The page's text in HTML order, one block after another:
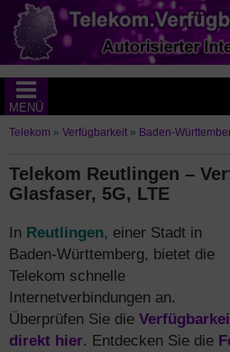
MENÜ
Telekom » Verfügbarkeit » Baden-
Telekom Reutlingen –
Glasfaser, 5G, LTE
In Reutlingen, einer Stadt in
Baden-Württemberg, bietet die
Telekom schnelle
Internetverbindungen an.
Überprüfen Sie die
direkt hier. Entdecken Sie die